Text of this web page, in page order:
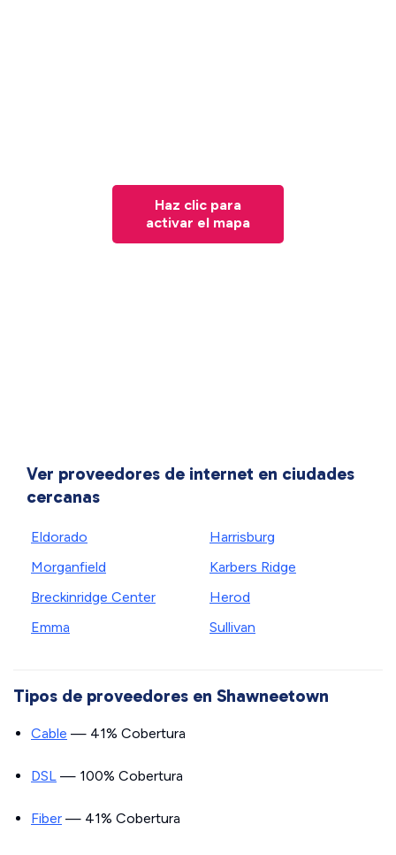
Haz clic para
activar el mapa
Ver proveedores de internet en ciudades
cercanas
Eldorado
Morganfield
Breckinridge Center
Emma
Harrisburg
Karbers Ridge
Herod
Sullivan
Tipos de proveedores en Shawneetown
Cable — 41% Cobertura
DSL — 100% Cobertura
Fiber — 41% Cobertura